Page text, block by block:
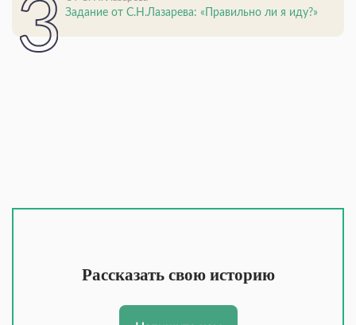
Задание от С.Н.Лазарева: «Правильно ли я иду?»
Рассказать свою историю